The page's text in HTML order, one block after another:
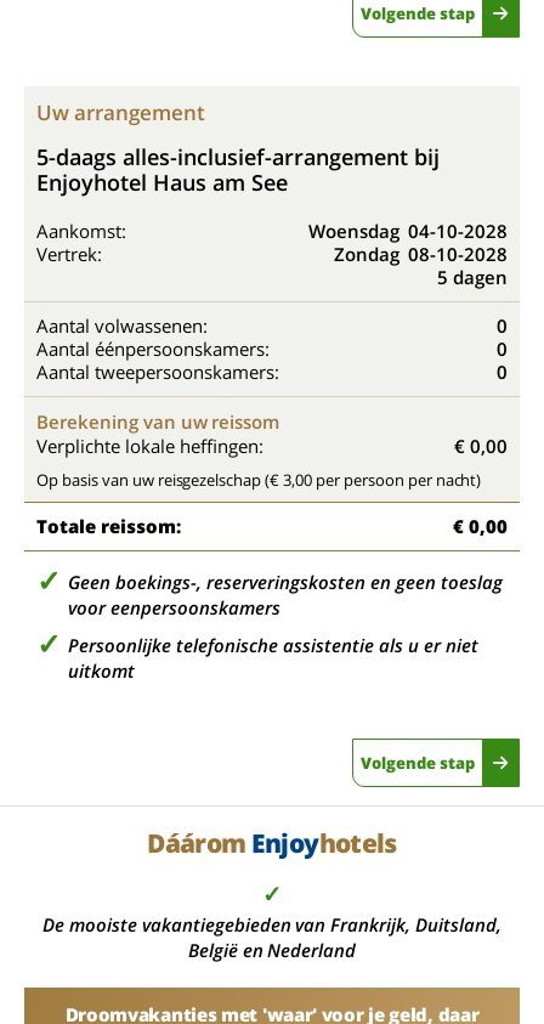
Volgende stap
Uw arrangement
5-daags alles-inclusief-arrangement bij
Enjoyhotel Haus am See
Aankomst: Woensdag 04-10-2028
Vertrek:
Zondag 08-10-2028
5 dagen
Aantal volwassenen:
0
Aantal éénpersoonskamers:
0
Aantal tweepersoonskamers:
0
Berekening van uw reissom
Verplichte lokale heffingen:
€ 0,00
Op basis van uw reisgezelschap (€ 3,00 per persoon per nacht)
Totale reissom: € 0,00
Geen boekings-, reserveringskosten en geen toeslag
voor eenpersoonskamers
Persoonlijke telefonische assistentie als u er niet
uitkomt
Volgende stap
Dáárom Enjoyhotels
✓
De mooiste vakantiegebieden van Frankrijk, Duitsland,
België en Nederland
Droomvakanties met 'waar' voor je geld, daar